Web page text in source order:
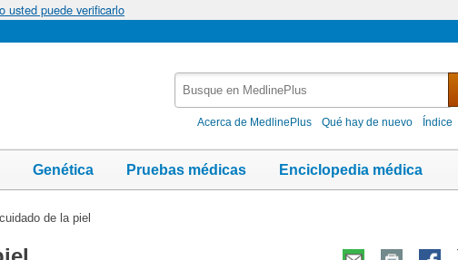
usted puede verificarlo
MedlinePlus
Acerca de MedlinePlus Qué hay de nuevo Índice
Genética Pruebas médicas Enciclopedia médica
de la piel